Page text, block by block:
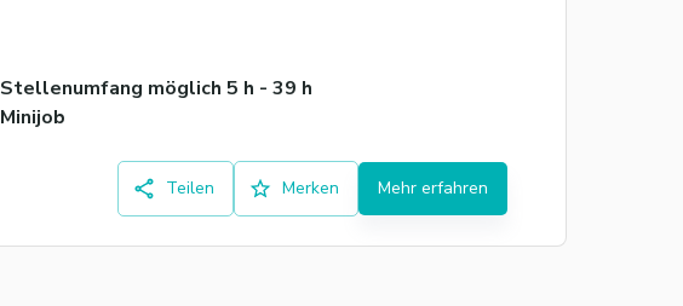
Stellenumfang möglich 5 h - 39 h
Minijob
Teilen Merken Mehr erfahren